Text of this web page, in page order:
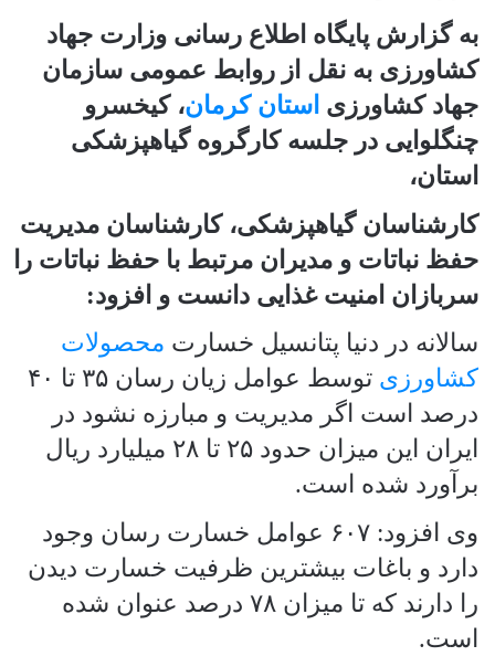
به گزارش پایگاه اطلاع رسانی وزارت جهاد
کشاورزی به نقل از روابط عمومی سازمان
جهاد کشاورزی استان کرمان، کیخسرو
چنگلوایی در جلسه کارگروه گیاهپزشکی
استان،
کارشناسان گیاهپزشکی، کارشناسان مدیریت
حفظ نباتات و مدیران مرتبط با حفظ نباتات را
سربازان امنیت غذایی دانست و افزود:
سالانه در دنیا پتانسیل خسارت محصولات
کشاورزی
توسط عوامل زیان رسان ۳۵ تا ۴۰
درصد است اگر مدیریت و مبارزه نشود در
ایران این میزان حدود ۲۵ تا ۲۸ میلیارد ریال
برآورد شده است.
وی افزود: ۶۰۷ عوامل خسارت رسان وجود
دارد و باغات بیشترین ظرفیت خسارت دیدن
را دارند که تا میزان ۷۸ درصد عنوان شده
است.